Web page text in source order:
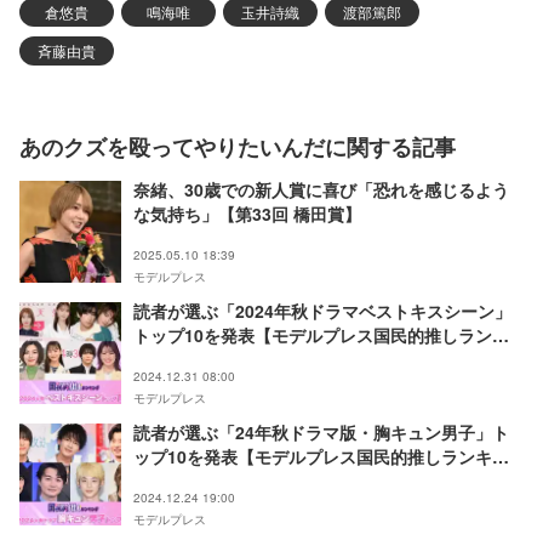
倉悠貴
鳴海唯 玉井詩織
渡部篤郎
斉藤由貴
あのクズを殴ってやりたいんだに関する記事
奈緒、30歳での新人賞に喜び「恐れを感じるよう
な気持ち」【第33回 橋田賞】
2025.05.10 18:39
モデルプレス
読者が選ぶ「2024年秋ドラマベストキスシーン」
トップ10を発表【モデルプレス国民的推しランキ
2024.12.31 08:00
モデルプレス
読者が選ぶ「24年秋ドラマ版・胸キュン男子」ト
ップ10を発表【モデルプレス国民的推しランキン
2024.12.24 19:00
モデルプレス